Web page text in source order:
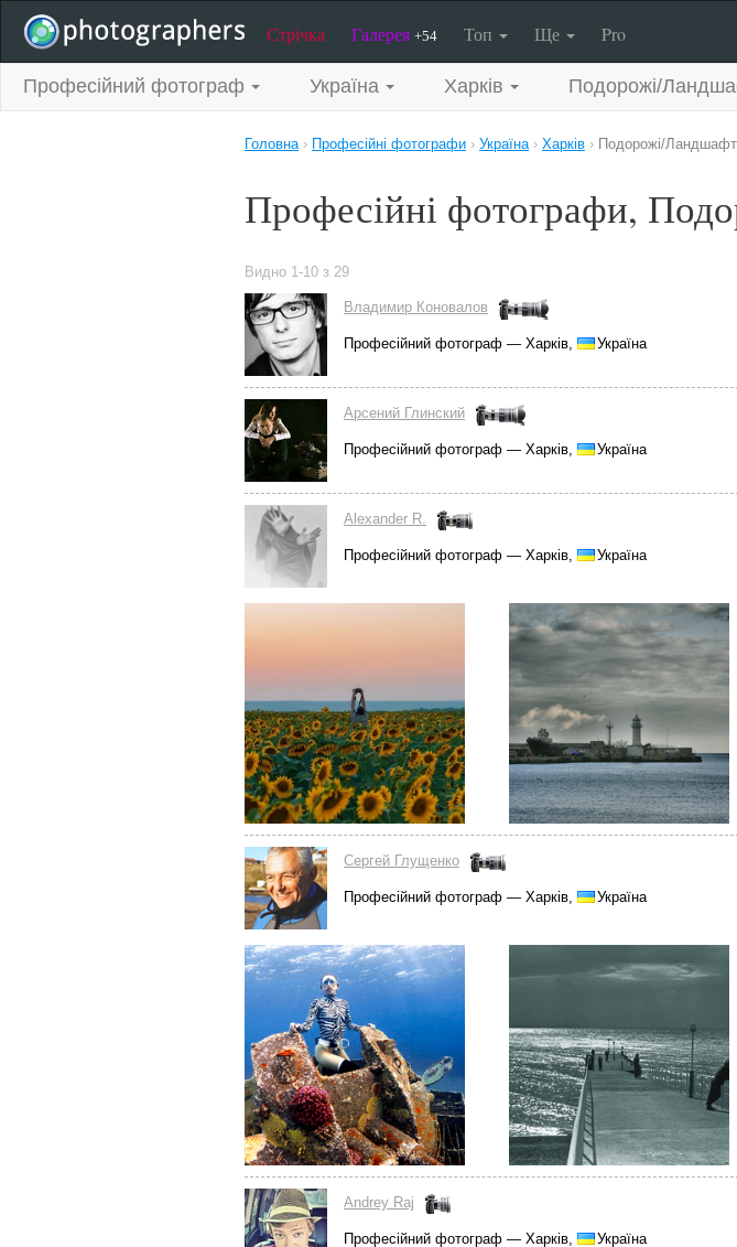
Стрічка Галерея +54 Топ Ще Pro
Професійний фотограф Україна Харків Подорожі/
Головна› Професійні фотографи › Україна› Харків › Подорожі/
Професійні фотографи,
Видно 1-10 з 29
Владимир Коновалов
Професійний фотограф — Харків, Україна
Арсений Глинский
Професійний фотограф — Харків, Україна
Alexander R.
Професійний фотограф — Харків, Україна
Сергей Глущенко
Професійний фотограф — Харків, Україна
Andrey Raj
Професійний фотограф — Харків, Україна